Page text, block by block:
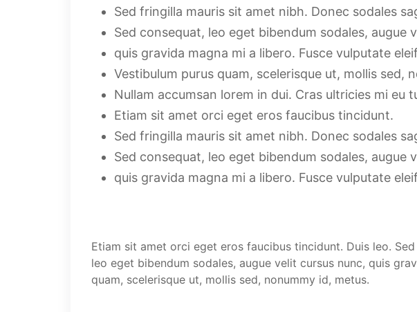
Sed fringilla mauris sit amet nibh. Donec sodales
Sed consequat, leo eget bibendum sodales, augue
quis gravida magna mi a libero. Fusce vulputate
Vestibulum purus quam, scelerisque ut, mollis sed,
Nullam accumsan lorem in dui. Cras ultricies mi eu
Etiam sit amet orci eget eros faucibus tincidunt.
Sed fringilla mauris sit amet nibh. Donec sodales
Sed consequat, leo eget bibendum sodales, augue
quis gravida magna mi a libero. Fusce vulputate
Etiam sit amet orci eget eros faucibus tincidunt. Duis leo.
leo eget bibendum sodales, augue velit cursus nunc, quis
quam, scelerisque ut, mollis sed, nonummy id, metus.